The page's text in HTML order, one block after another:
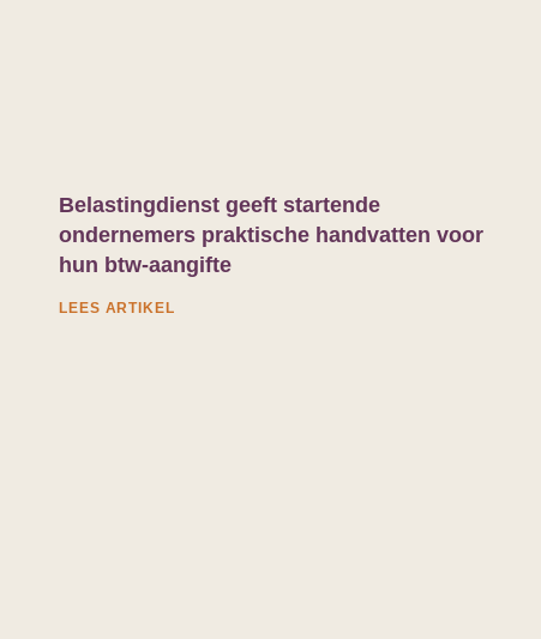
Belastingdienst geeft startende
ondernemers praktische handvatten voor
hun btw-aangifte
LEES ARTIKEL